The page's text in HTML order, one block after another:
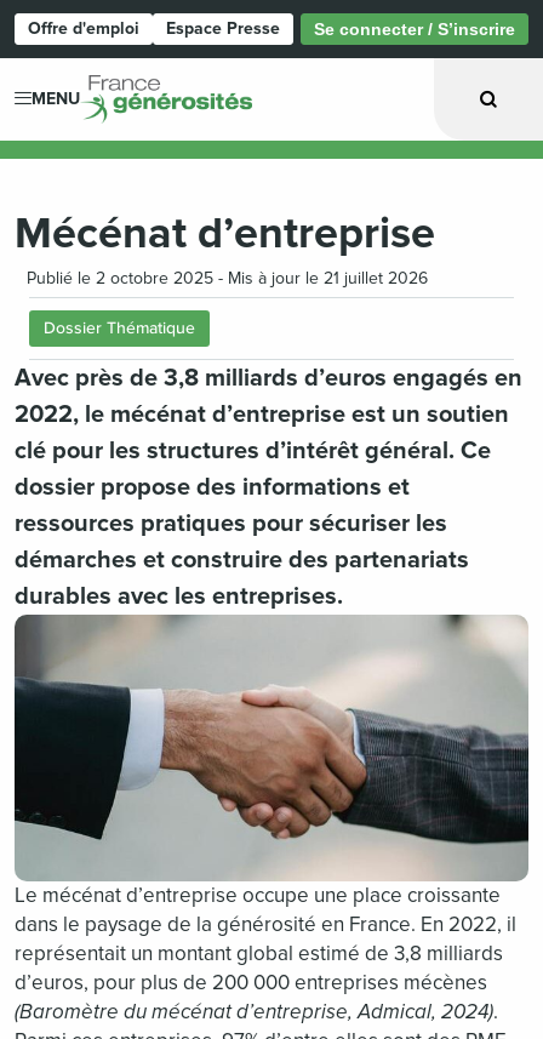
Offre d'emploi Espace Presse Se connecter / S’inscrire
MENU
Mécénat d’entreprise
Publié le 2 octobre 2025 - Mis à jour le 21 juillet 2026
Dossier Thématique
Avec près de 3,8 milliards d’euros engagés en
2022, le mécénat d’entreprise est un soutien
clé pour les structures d’intérêt général. Ce
dossier propose des informations et
ressources pratiques pour sécuriser les
démarches et construire des partenariats
durables avec les entreprises.
Le mécénat d’entreprise occupe une place croissante
dans le paysage de la générosité en France. En 2022, il
représentait un montant global estimé de 3,8 milliards
d’euros, pour plus de 200 000 entreprises mécènes
(Baromètre du mécénat d’entreprise, Admical, 2024).